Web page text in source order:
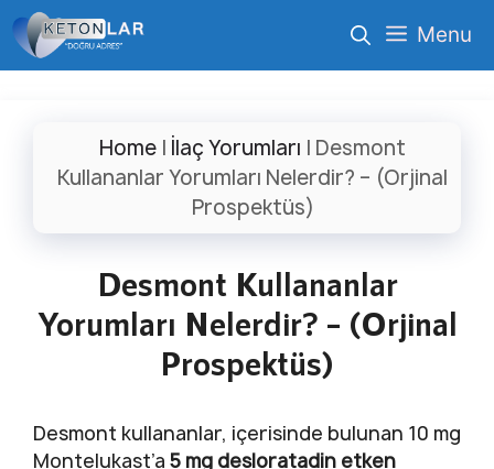
İçeriğe
atla
Menu
Home | İlaç Yorumları | Desmont
Kullananlar Yorumları Nelerdir? – (Orjinal
Prospektüs)
Desmont Kullananlar
Yorumları Nelerdir? – (Orjinal
Prospektüs)
Desmont kullananlar, içerisinde bulunan 10 mg
Montelukast’a 5 mg desloratadin etken